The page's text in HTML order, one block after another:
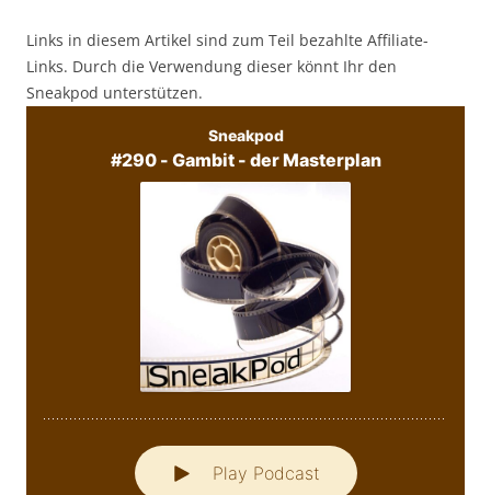
Links in diesem Artikel sind zum Teil bezahlte Affiliate-
Links. Durch die Verwendung dieser könnt Ihr den
Sneakpod unterstützen.